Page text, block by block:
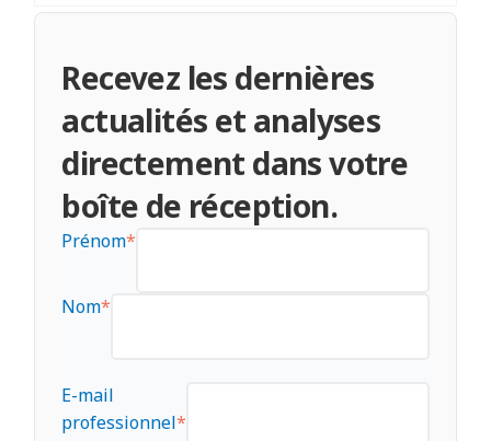
How do brands measure shelf
Recevez les dernières
actualités et analyses
directement dans votre
boîte de réception.
Prénom*
Nom*
E-mail
professionnel*